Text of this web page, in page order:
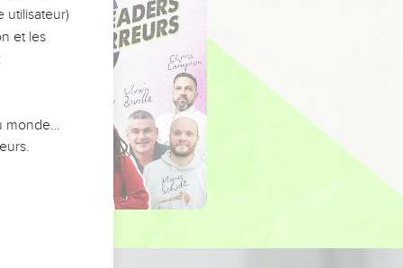
utilisateur)
et les
monde…